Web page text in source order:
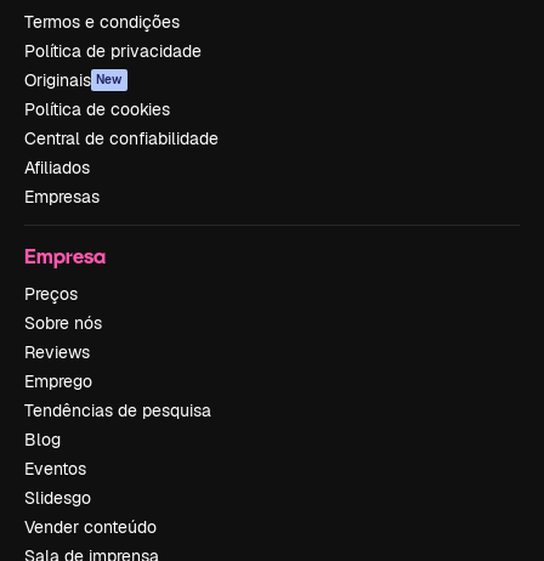
Termos e condições
Política de privacidade
Originais New
Política de cookies
Central de confiabilidade
Afiliados
Empresas
Empresa
Preços
Sobre nós
Reviews
Emprego
Tendências de pesquisa
Blog
Eventos
Slidesgo
Vender conteúdo
Sala de imprensa